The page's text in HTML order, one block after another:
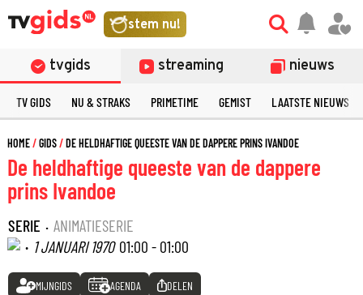
stem nu!
tvgids streaming nieuws
TV GIDS NU & STRAKS PRIMETIME GEMIST LAATSTE NIEUWS
HOME GIDS DE HELDHAFTIGE QUEESTE VAN DE DAPPERE PRINS IVANDOE
De heldhaftige queeste van de dappere
prins Ivandoe
SERIE · ANIMATIESERIE
· 1 JANUARI 1970 01:00 - 01:00
MIJNGIDS AGENDA DELEN